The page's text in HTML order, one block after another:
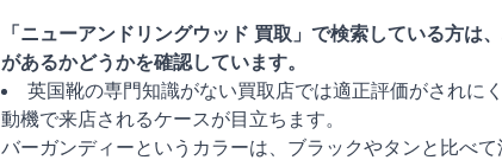
「ニューアンドリングウッド 買取」で検索している方
があるかどうかを確認しています。
英国靴の専門知識がない買取店では適正評価がされに
動機で来店されるケースが目立ちます。
バーガンディーというカラーは、ブラックやタンと比べ